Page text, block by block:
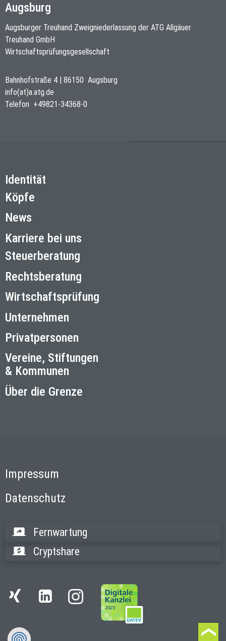
Augsburg
Augsburger Treuhand Zweigniederlassung der ATG Allgäuer
Treuhand GmbH
Wirtschaftsprüfungsgesellschaft
Bahnhofstraße 4 | 86150 Augsburg
info(at)a.atg.de
Telefon +49821-34368-0
Identität
Köpfe
News
Karriere bei uns
Steuerberatung
Rechtsberatung
Wirtschaftsprüfung
Unternehmen
Privatpersonen
Vereine, Stiftungen
& Kommunen
Über die Grenze
Impressum
Datenschutz
Fernwartung
Cryptshare
LinkedIn
Instagram